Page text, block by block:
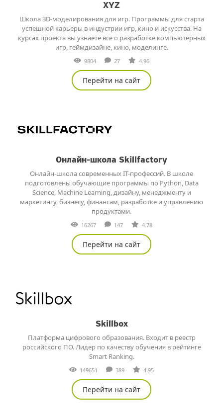
XYZ
Школа 3D-моделирования для игр. Программы для старта
успешной карьеры в индустрии игр, кино и искусства. На
курсах проекта вы узнаете все о разработке компьютерных
игр, геймдизайне, кино, моделинге.
9804 27 4.96
Перейти на сайт
Онлайн-школа Skillfactory
Онлайн-школа современных IT-профессий. В школе
подготовлены обучающие программы по Python, Data
Science, Machine Learning, дизайну, менеджменту и
маркетингу, бизнесу, финансам, разработке и управлению
продуктами.
16267 147 4.78
Перейти на сайт
Skillbox
Платформа цифрового образования. Входит в реестр
российского ПО. Лидер по качеству обучения в рейтинге
Smart Ranking.
149651 389 4.95
Перейти на сайт